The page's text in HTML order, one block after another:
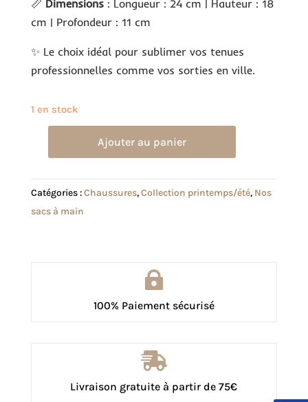
📏 Dimensions: Longueur : 24 cm | Hauteur : 18
cm | Profondeur : 11 cm
✨ Le choix idéal pour sublimer vos tenues
professionnelles comme vos sorties en ville.
1 en stock
Sac
Léonie
Ajouter au panier
Catégories :Chaussures,Collection printemps/été, Nos
sacs à main

100% Paiement sécurisé

Livraison gratuite à partir de 75€